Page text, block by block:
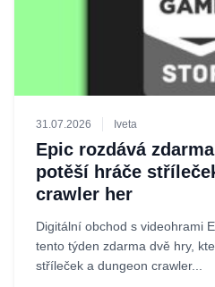
31.07.2026 Iveta
Epic rozdává
potěší hráče
crawler her
Digitální obchod s videohrami
tento týden zdarma dvě hry,
stříleček a dungeon crawler...